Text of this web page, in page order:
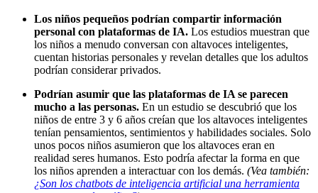
Los niños pequeños podrían compartir información
personal con plataformas de IA. Los estudios muestran que
los niños a menudo conversan con altavoces inteligentes,
cuentan historias personales y revelan detalles que los adultos
podrían considerar privados.
Podrían asumir que las plataformas de IA se parecen
mucho a las personas. En un estudio se descubrió que los
niños de entre 3 y 6 años creían que los altavoces inteligentes
tenían pensamientos, sentimientos y habilidades sociales. Solo
unos pocos niños asumieron que los altavoces eran en
realidad seres humanos. Esto podría afectar la forma en que
los niños aprenden a interactuar con los demás. (Vea también:
¿Son los chatbots de inteligencia artificial una herramienta